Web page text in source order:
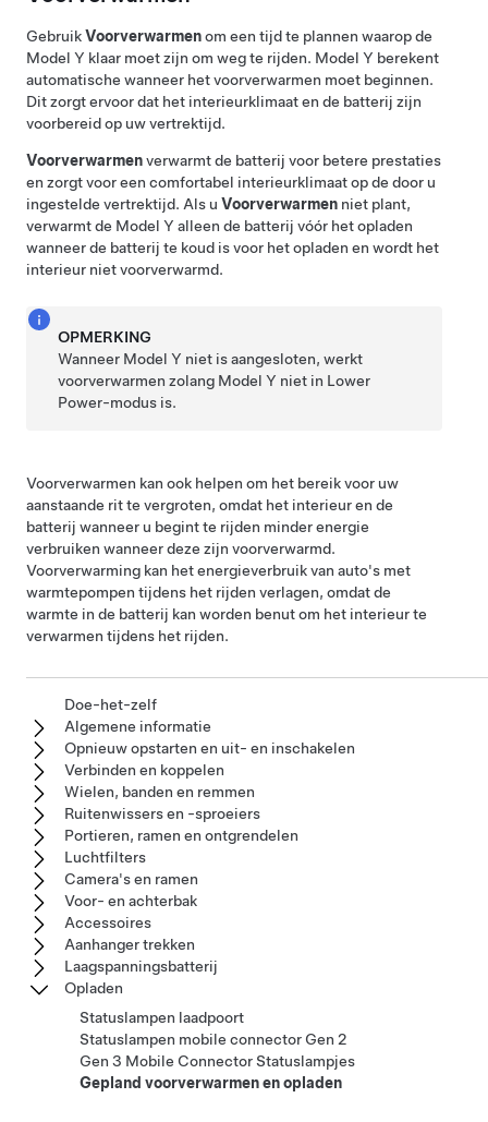
GebruikVoorverwarmenom een tijd te plannen waarop de
Model Y klaar moet zijn om weg te rijden. Model Y berekent
automatische wanneer het voorverwarmen moet beginnen.
Dit zorgt ervoor dat het interieurklimaat en de batterij zijn
voorbereid op uw vertrektijd.
Voorverwarmenverwarmt de batterij voor betere prestaties
en zorgt voor een comfortabel interieurklimaat op de door u
ingestelde vertrektijd. Als u Voorverwarmen niet plant,
verwarmt de Model Y alleen de batterij vóór het opladen
wanneer de batterij te koud is voor het opladen en wordt het
interieur niet voorverwarmd.
OPMERKING
Wanneer Model Y niet is aangesloten, werkt
voorverwarmen zolang Model Y niet in Lower
Power-modus is.
Voorverwarmen kan ook helpen om het bereik voor uw
aanstaande rit te vergroten, omdat het interieur en de
batterij wanneer u begint te rijden minder energie
verbruiken wanneer deze zijn voorverwarmd.
Voorverwarming kan het energieverbruik van auto's met
warmtepompen tijdens het rijden verlagen, omdat de
warmte in de batterij kan worden benut om het interieur te
verwarmen tijdens het rijden.
Doe-het-zelf
Algemene informatie
Opnieuw opstarten en uit- en inschakelen
Verbinden en koppelen
Wielen, banden en remmen
Ruitenwissers en -sproeiers
Portieren, ramen en ontgrendelen
Luchtfilters
Camera's en ramen
Voor- en achterbak
Accessoires
Aanhanger trekken
Laagspanningsbatterij
Opladen
Statuslampen laadpoort
Statuslampen mobile connector Gen 2
Gen 3 Mobile Connector Statuslampjes
Gepland voorverwarmen en opladen